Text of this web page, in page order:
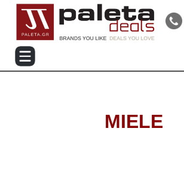
Τηλεφωνικές Παραγγελίες: 2105714144
MIELE